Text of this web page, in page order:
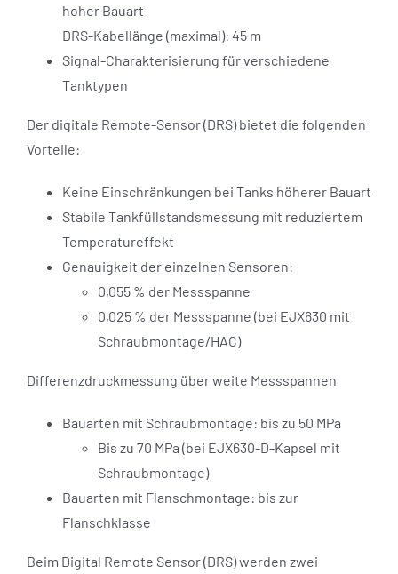
hoher Bauart
DRS-Kabellänge (maximal): 45 m
Signal-Charakterisierung für verschiedene
Tanktypen
Der digitale Remote-Sensor (DRS) bietet die folgenden
Vorteile:
Keine Einschränkungen bei Tanks höherer Bauart
Stabile Tankfüllstandsmessung mit reduziertem
Temperatureffekt
Genauigkeit der einzelnen Sensoren:
0,055 % der Messspanne
0,025 % der Messspanne (bei EJX630 mit
Schraubmontage/HAC)
Differenzdruckmessung über weite Messspannen
Bauarten mit Schraubmontage: bis zu 50 MPa
Bis zu 70 MPa (bei EJX630-D-Kapsel mit
Schraubmontage)
Bauarten mit Flanschmontage: bis zur
Flanschklasse
Beim Digital Remote Sensor (DRS) werden zwei